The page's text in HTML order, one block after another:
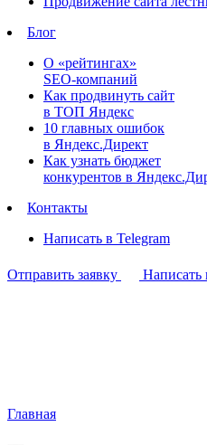
Блог
О «рейтингах»
SEO-компаний
Как продвинуть сайт
в ТОП Яндекс
10 главных ошибок
в Яндекс.Директ
Как узнать бюджет
конкурентов в
Контакты
Написать в Telegram
Отправить заявку Написать
Главная